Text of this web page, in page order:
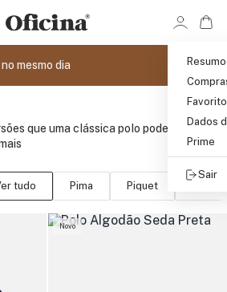
pesquisa
Resumo
Dados
Prime
Sair
Ir
mesmo dia
que uma clássica polo pode ganhar
tudo Pima Piquet
Novo